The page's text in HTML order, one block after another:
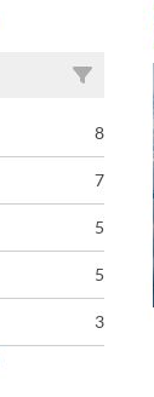
8
7
5
5
3